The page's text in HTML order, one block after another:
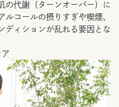
の代謝（ターンオーバー）に
コールの摂りすぎや喫煙、
ディションが乱れる要因とな